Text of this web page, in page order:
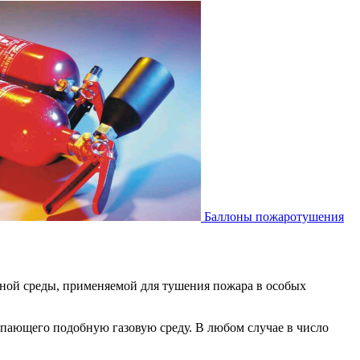
Баллоны пожаротушения
среды, применяемой для тушения пожара в особых
подобную газовую среду. В любом случае в число